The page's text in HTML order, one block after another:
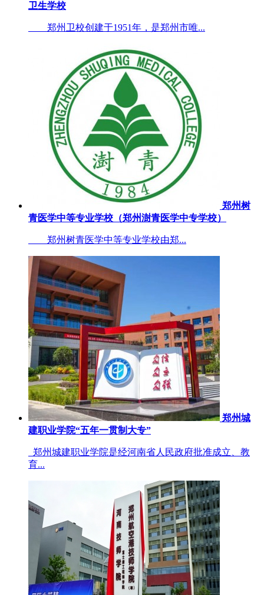
卫生学校
郑州卫校创建于1951年，是郑州市唯...
郑州树
青医学中等专业学校（郑州澍青医学中专学校）
郑州树青医学中等专业学校由郑...
郑州城
建职业学院“五年一贯制大专”
郑州城建职业学院是经河南省人民政府批准成立、教
育...